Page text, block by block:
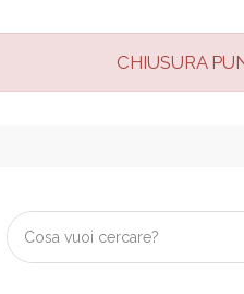
CHIUSURA